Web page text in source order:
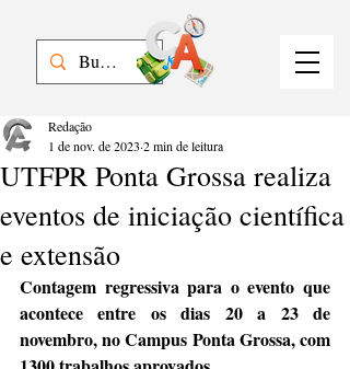
UTFPR Ponta Grossa realiza
eventos de iniciação científica
e extensão
Redação
1 de nov. de 2023 2 min de leitura
Contagem regressiva para o evento que
acontece entre os dias 20 a 23 de
novembro, no Campus Ponta Grossa, com